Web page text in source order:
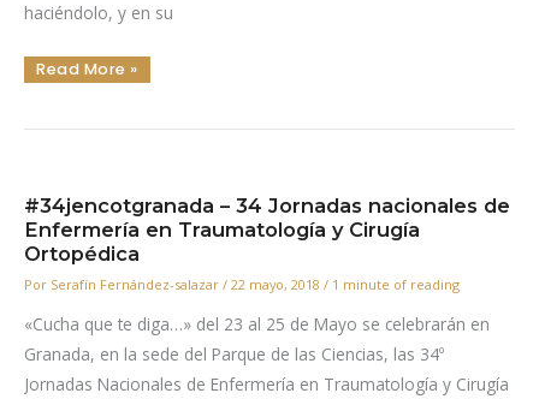
haciéndolo, y en su
Ranking
De
Más
Sus
Influencers
Read More »
#34jencotgranada – 34 Jornadas nacionales de
Enfermería en Traumatología y Cirugía
Ortopédica
Por Serafín Fernández-salazar / 22 mayo, 2018 / 1 minute of reading
«Cucha que te diga…» del 23 al 25 de Mayo se celebrarán en
Granada, en la sede del Parque de las Ciencias, las 34º
Jornadas Nacionales de Enfermería en Traumatología y Cirugía